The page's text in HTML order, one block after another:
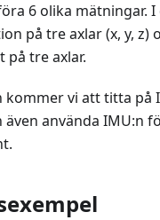
6 olika mätningar.
på tre axlar (x, y, z)
på tre axlar.
kommer vi att titta på
använda IMU:n